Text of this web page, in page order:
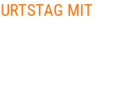
MIT